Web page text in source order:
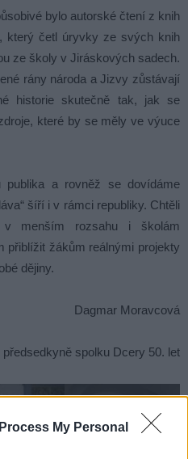
My Personal
bylo autorské čtení z knih
který četl úryvky ze svých knih
ze školy v Jiráskových sadech.
rány národa a Jizvy zůstávají
historie skutečně tak, jak se
které by se měly ve výuce
a rovněž se dovídáme
šíří i v rámci republiky. Chtěli
v menším rozsahu i školám
přiblížit žákům reálnými projekty
dějiny.
Dagmar Moravcová
předsedkyně spolku Dcery 50. let